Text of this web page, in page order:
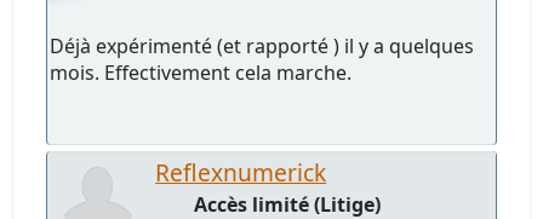
Déjà expérimenté (et rapporté ) il y a quelques
mois. Effectivement cela marche.
Reflexnumerick
Accès limité (Litige)